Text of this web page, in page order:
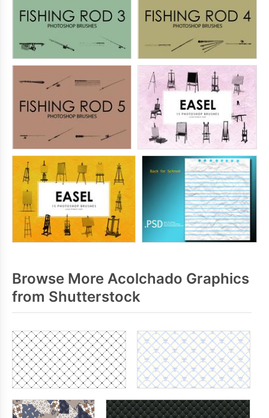
Browse More Acolchado Graphics
from Shutterstock